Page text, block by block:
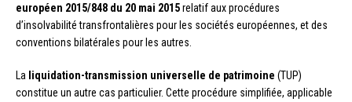
européen 2015/848 du 20 mai 2015relatif aux procédures
d’insolvabilité transfrontalières pour les sociétés européennes, et des
conventions bilatérales pour les autres.
La liquidation-transmission universelle de patrimoine (TUP)
constitue un autre cas particulier. Cette procédure simplifiée, applicable